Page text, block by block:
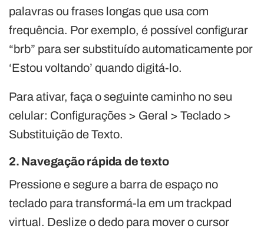
palavras ou frases longas que usa com
frequência. Por exemplo, é possível configurar
“brb” para ser substituído automaticamente por
‘Estou voltando’ quando digitá-lo.
Para ativar, faça o seguinte caminho no seu
celular: Configurações > Geral > Teclado >
Substituição de Texto.
2. Navegação rápida de texto
Pressione e segure a barra de espaço no
teclado para transformá-la em um trackpad
virtual. Deslize o dedo para mover o cursor